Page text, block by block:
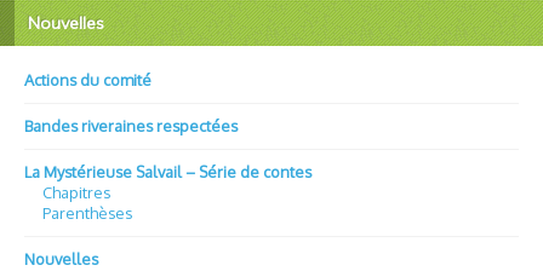
Nouvelles
Actions du comité
Bandes riveraines respectées
La Mystérieuse Salvail – Série de contes
Chapitres
Parenthèses
Nouvelles